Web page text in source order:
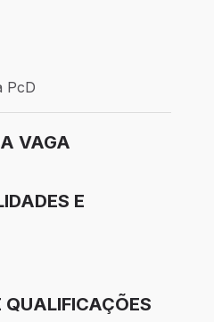
PcD
VAGA
E
QUALIFICAÇÕES